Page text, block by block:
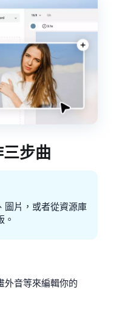
步曲
圖片，或者從資源庫
。
外音等來編輯你的